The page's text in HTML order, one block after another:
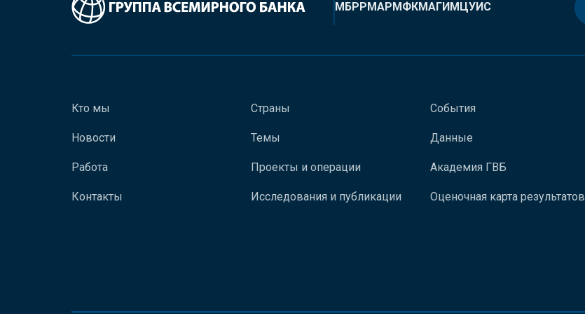
МБРРМАРМФКМАГИМЦУИС
Кто мы
Новости
Работа
Контакты
Страны
Темы
Проекты и операции
Исследования и публикации
События
Данные
Академия ГВБ
Оценочная карта результатов